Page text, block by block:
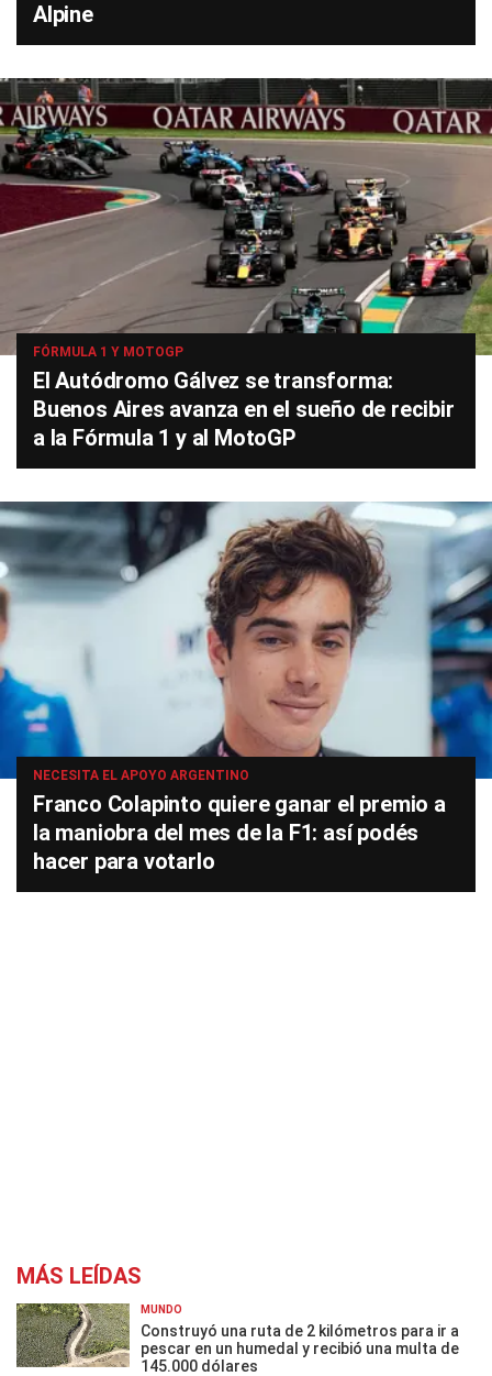
Alpine
FÓRMULA 1 Y MOTOGP
El Autódromo Gálvez se transforma:
Buenos Aires avanza en el sueño de recibir
a la Fórmula 1 y al MotoGP
NECESITA EL APOYO ARGENTINO
Franco Colapinto quiere ganar el premio a
la maniobra del mes de la F1: así podés
hacer para votarlo
MÁS LEÍDAS
MUNDO
Construyó una ruta de 2 kilómetros para ir a
pescar en un humedal y recibió una multa de
145.000 dólares